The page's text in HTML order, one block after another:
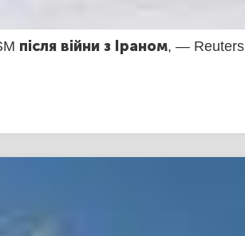
після війни з Іраном, — Reuters